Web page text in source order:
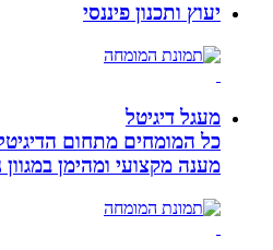
יעוץ ותכנון פיננסי
מעגל דיגיטל
כל המומחים מתחום הדיגיטל,
מענה מקצועי ומהימן במגוון